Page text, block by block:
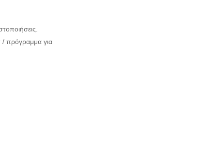
πρόγραμμα για